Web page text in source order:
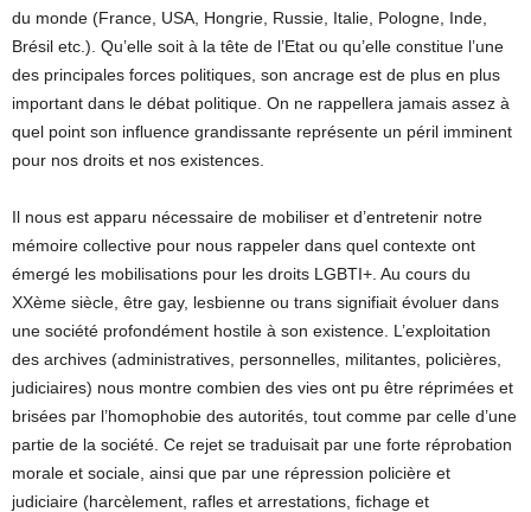
du monde (France, USA, Hongrie, Russie, Italie, Pologne, Inde,
Brésil etc.). Qu’elle soit à la tête de l’Etat ou qu’elle constitue l’une
des principales forces politiques, son ancrage est de plus en plus
important dans le débat politique. On ne rappellera jamais assez à
quel point son influence grandissante représente un péril imminent
pour nos droits et nos existences.
Il nous est apparu nécessaire de mobiliser et d’entretenir notre
mémoire collective pour nous rappeler dans quel contexte ont
émergé les mobilisations pour les droits LGBTI+. Au cours du
XXème siècle, être gay, lesbienne ou trans signifiait évoluer dans
une société profondément hostile à son existence. L’exploitation
des archives (administratives, personnelles, militantes, policières,
judiciaires) nous montre combien des vies ont pu être réprimées et
brisées par l’homophobie des autorités, tout comme par celle d’une
partie de la société. Ce rejet se traduisait par une forte réprobation
morale et sociale, ainsi que par une répression policière et
judiciaire (harcèlement, rafles et arrestations, fichage et